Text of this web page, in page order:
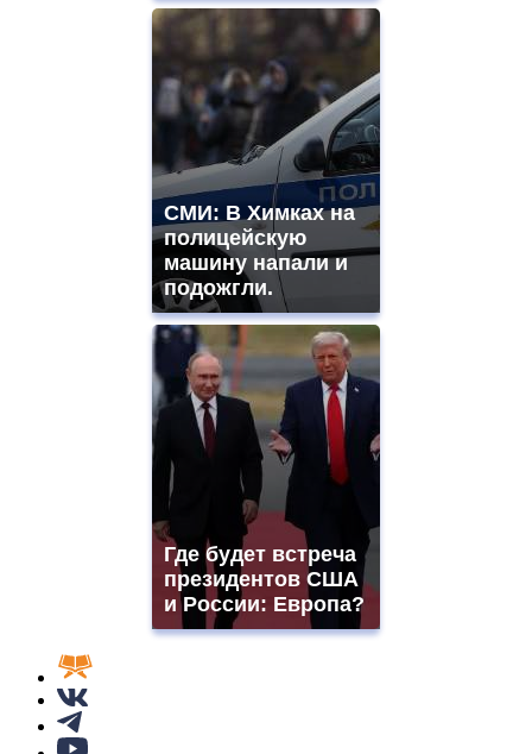
СМИ: В Химках на
полицейскую
машину напали и
подожгли.
Где будет встреча
президентов США
и России: Европа?